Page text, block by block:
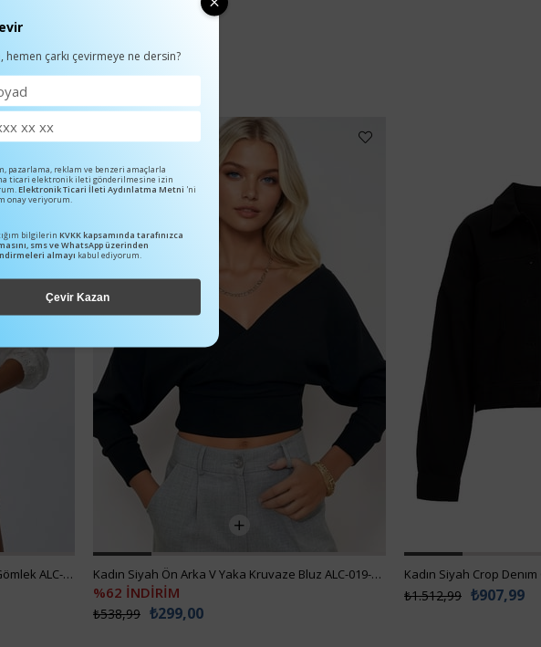
Kadın Beyaz Güpür Dokuma Premıum Gömlek ALC-X4366
Kadın Siyah Ön Arka V Yaka Kruvaze Bluz ALC-019-053-BLZ
%62 İNDİRİM
₺299,00
₺538,99
Kadın Siyah Crop
₺907,99
₺1.512,99
hemen çarkı çevirmeye ne dersin?
pazarlama, reklam ve benzeri amaçlarla
ticari elektronik ileti gönderilmesine izin
Elektronik Ticari İleti Aydınlatma Metni 'ni
onay veriyorum.
bilgilerin KVKK kapsamında tarafınızca
sms ve WhatsApp üzerinden
almayı kabul ediyorum.
Çevir Kazan